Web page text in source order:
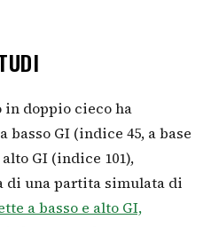
doppio cieco ha
GI (indice 45, a base
GI (indice 101),
di una partita simulata di
a basso e alto GI,